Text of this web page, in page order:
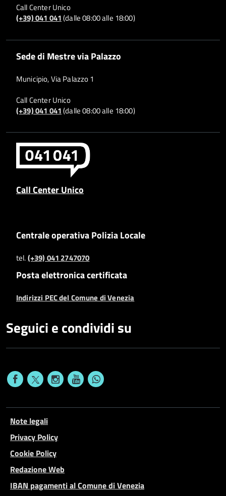
Call Center Unico
(+39) 041 041(dalle 08:00 alle 18:00)
Sede di Mestre via Palazzo
Municipio, Via Palazzo 1
Call Center Unico
(+39) 041 041(dalle 08:00 alle 18:00)
Call Center Unico
Centrale operativa Polizia Locale
tel.(+39) 041 2747070
Posta elettronica certificata
Indirizzi PEC del Comune di Venezia
Seguici e condividi su
Note legali
Privacy Policy
Cookie Policy
Redazione Web
IBAN pagamenti al Comune di Venezia